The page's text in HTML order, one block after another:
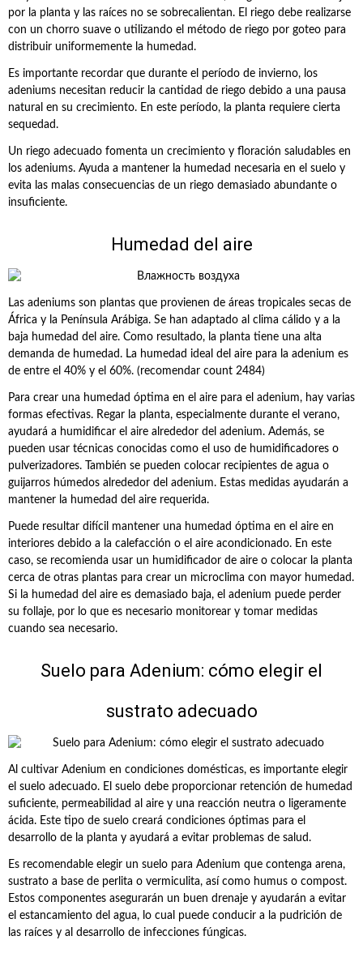
por la planta y las raíces no se sobrecalientan. El riego debe realizarse
con un chorro suave o utilizando el método de riego por goteo para
distribuir uniformemente la humedad.
Es importante recordar que durante el período de invierno, los
adeniums necesitan reducir la cantidad de riego debido a una pausa
natural en su crecimiento. En este período, la planta requiere cierta
sequedad.
Un riego adecuado fomenta un crecimiento y floración saludables en
los adeniums. Ayuda a mantener la humedad necesaria en el suelo y
evita las malas consecuencias de un riego demasiado abundante o
insuficiente.
Humedad del aire
Las adeniums son plantas que provienen de áreas tropicales secas de
África y la Península Arábiga. Se han adaptado al clima cálido y a la
baja humedad del aire. Como resultado, la planta tiene una alta
demanda de humedad. La humedad ideal del aire para la adenium es
de entre el 40% y el 60%. (recomendar count 2484)
Para crear una humedad óptima en el aire para el adenium, hay varias
formas efectivas. Regar la planta, especialmente durante el verano,
ayudará a humidificar el aire alrededor del adenium. Además, se
pueden usar técnicas conocidas como el uso de humidificadores o
pulverizadores. También se pueden colocar recipientes de agua o
guijarros húmedos alrededor del adenium. Estas medidas ayudarán a
mantener la humedad del aire requerida.
Puede resultar difícil mantener una humedad óptima en el aire en
interiores debido a la calefacción o el aire acondicionado. En este
caso, se recomienda usar un humidificador de aire o colocar la planta
cerca de otras plantas para crear un microclima con mayor humedad.
Si la humedad del aire es demasiado baja, el adenium puede perder
su follaje, por lo que es necesario monitorear y tomar medidas
cuando sea necesario.
Suelo para Adenium: cómo elegir el
sustrato adecuado
Al cultivar Adenium en condiciones domésticas, es importante elegir
el suelo adecuado. El suelo debe proporcionar retención de humedad
suficiente, permeabilidad al aire y una reacción neutra o ligeramente
ácida. Este tipo de suelo creará condiciones óptimas para el
desarrollo de la planta y ayudará a evitar problemas de salud.
Es recomendable elegir un suelo para Adenium que contenga arena,
sustrato a base de perlita o vermiculita, así como humus o compost.
Estos componentes asegurarán un buen drenaje y ayudarán a evitar
el estancamiento del agua, lo cual puede conducir a la pudrición de
las raíces y al desarrollo de infecciones fúngicas.